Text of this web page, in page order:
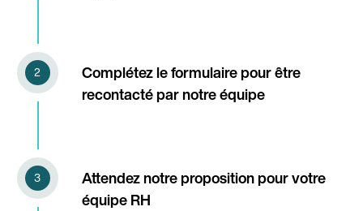
Complétez le formulaire pour être
recontacté par notre équipe
Attendez notre proposition pour votre
équipe RH